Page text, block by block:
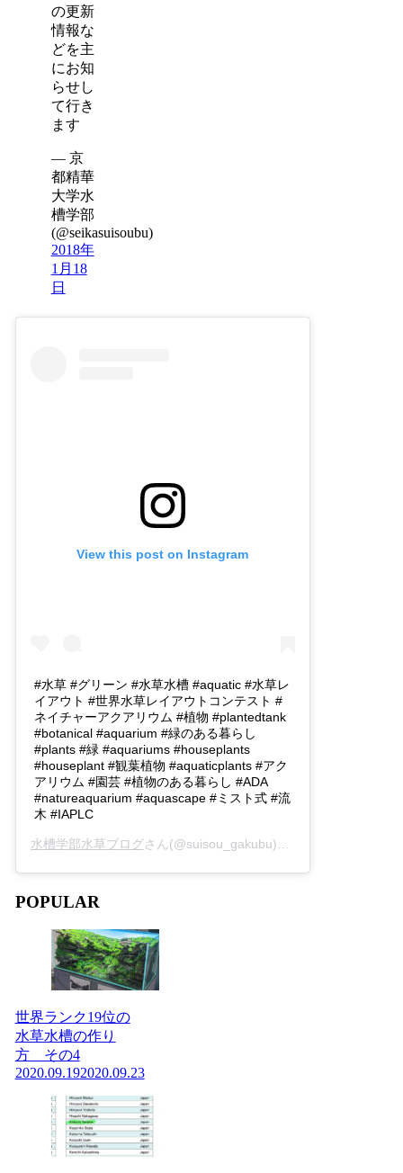
の更新
情報な
どを主
にお知
らせし
て行き
ます
— 京
都精華
大学水
槽学部
(@seikasuisoubu)
2018年
1月18
日
View this post on Instagram
#水草 #グリーン #水草水槽 #aquatic #水草レ
イアウト #世界水草レイアウトコンテスト #
ネイチャーアクアリウム #植物 #plantedtank
#botanical #aquarium #緑のある暮らし
#plants #緑 #aquariums #houseplants
#houseplant #観葉植物 #aquaticplants #アク
アリウム #園芸 #植物のある暮らし #ADA
#natureaquarium #aquascape #ミスト式 #流
木 #IAPLC
水槽学部水草ブログさん(@suisou_gakubu)がシェアした投稿 -
POPULAR
世界ランク19位の
水草水槽の作り
方 その4
2020.09.192020.09.23